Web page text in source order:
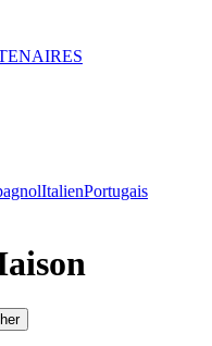
ItalienPortugais